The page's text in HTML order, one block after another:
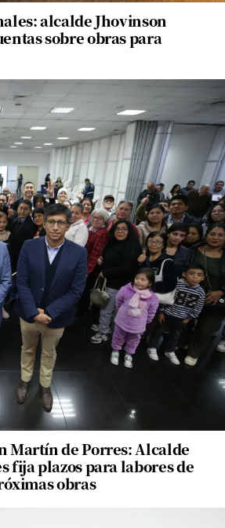
alcalde Jhovinson
sobre obras para
Martín de Porres: Alcalde
fija plazos para labores de
obras